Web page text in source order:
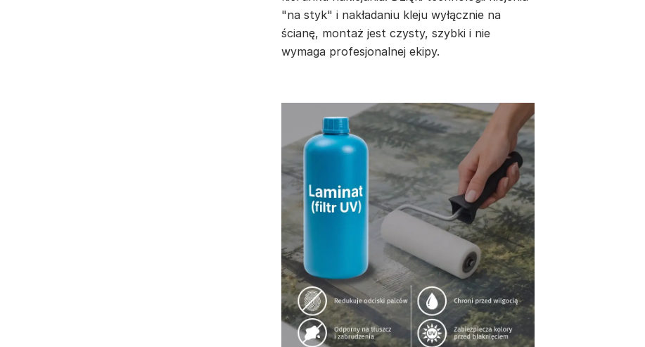
"na styk" i nakładaniu kleju wyłącznie na
ścianę, montaż jest czysty, szybki i nie
wymaga profesjonalnej ekipy.